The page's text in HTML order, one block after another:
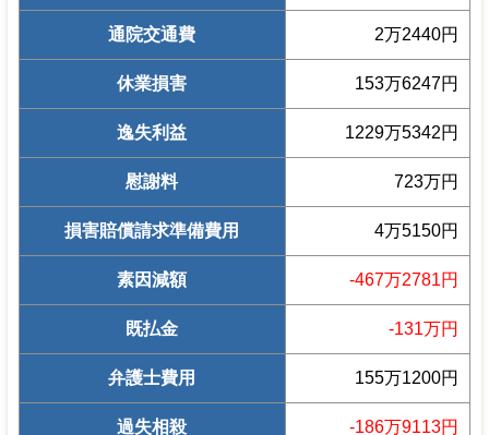
通院交通費 2万2440円
休業損害 153万6247円
逸失利益 1229万5342円
慰謝料 723万円
損害賠償請求準備費用 4万5150円
素因減額 -467万2781円
既払金 -131万円
弁護士費用 155万1200円
過失相殺 -186万9113円